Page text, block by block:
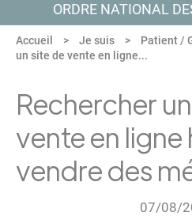
ORDRE NATIONAL
Accueil Je suis Patient /
un site de vente en ligne...
Rechercher
vente en ligne
vendre des
07/08/